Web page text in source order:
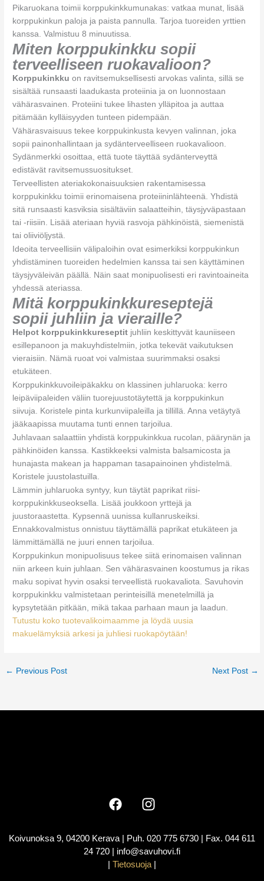
Pikaruokana toimii korppukinkkumunakas: vatkaa munat, lisää
korppukinkun paloja ja paista pannulla. Tarjoa tuoreiden yrttien
kanssa. Valmistuu 8 minuutissa.
Miten korppukinkku sopii
terveelliseen ruokavalioon?
Korppukinkku on ravitsemuksellisesti arvokas valinta, sillä se
sisältää runsaasti laadukasta proteiinia ja on luonnostaan
vähärasvainen. Proteiini tukee lihasten ylläpitoa ja auttaa
pitämään kylläisyyden tunteen pidempään.
Vähärasvaisuus tekee korppukinkusta kevyen valinnan, joka
sopii painonhallintaan ja sydänterveelliseen ruokavalioon.
Sydänmerkki osoittaa, että tuote täyttää sydänterveyttä
edistävät ravitsemussuositukset.
Terveellisten ateriakokonaisuuksien rakentamisessa
korppukinkku toimii erinomaisena proteiininlähteenä. Yhdistä
sitä runsaasti kasviksia sisältäviin salaatteihin, täysjyväpastaan
tai -riisiin. Lisää ateriaan hyviä rasvoja pähkinöistä, siemenistä
tai oliiviöljystä.
Ideoita terveellisiin välipaloihin ovat esimerkiksi korppukinkun
yhdistäminen tuoreiden hedelmien kanssa tai sen käyttäminen
täysjyväleivän päällä. Näin saat monipuolisesti eri ravintoaineita
yhdessä ateriassa.
Mitä korppukinkkureseptejä
sopii juhliin ja vieraille?
Helpot korppukinkkureseptit juhliin keskittyvät kauniiseen
esillepanoon ja makuyhdistelmiin, jotka tekevät vaikutuksen
vieraisiin. Nämä ruoat voi valmistaa suurimmaksi osaksi
etukäteen.
Korppukinkkuvoileipäkakku on klassinen juhlaruoka: kerro
leipäviipaleiden väliin tuorejuustotäytettä ja korppukinkun
siivuja. Koristele pinta kurkunviipaleilla ja tillillä. Anna vetäytyä
jääkaapissa muutama tunti ennen tarjoilua.
Juhlavaan salaattiin yhdistä korppukinkkua rucolan, päärynän ja
pähkinöiden kanssa. Kastikkeeksi valmista balsamicosta ja
hunajasta makean ja happaman tasapainoinen yhdistelmä.
Koristele juustolastuilla.
Lämmin juhlaruoka syntyy, kun täytät paprikat riisi-
korppukinkkuseoksella. Lisää joukkoon yrttejä ja
juustoraastetta. Kypsennä uunissa kullanruskeiksi.
Ennakkovalmistus onnistuu täyttämällä paprikat etukäteen ja
lämmittämällä ne juuri ennen tarjoilua.
Korppukinkun monipuolisuus tekee siitä erinomaisen valinnan
niin arkeen kuin juhlaan. Sen vähärasvainen koostumus ja rikas
maku sopivat hyvin osaksi terveellistä ruokavaliota. Savuhovin
korppukinkku valmistetaan perinteisillä menetelmillä ja
kypsytetään pitkään, mikä takaa parhaan maun ja laadun.
Tutustu koko tuotevalikoimaamme ja löydä uusia
makuelämyksiä arkesi ja juhliesi ruokapöytään!
← Previous Post Next Post →
Koivunoksa 9, 04200 Kerava | Puh. 020 775 6730 | Fax. 044 611
24 720 | info@savuhovi.fi
| Tietosuoja |